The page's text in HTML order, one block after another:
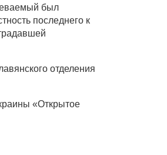
был
последнего к
отделения
«Открытое